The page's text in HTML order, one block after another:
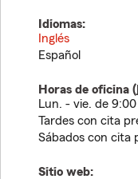
Idiomas:
Inglés
Español
Horas de oficina (
Lun. - vie. de
Tardes con cita
Sábados con cita
Sitio web: